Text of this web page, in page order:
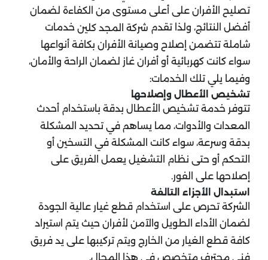
تصليح الأفران على أعلى مستوى من الكفاءة لضمان
أفضل النتائج، ولذا تقدم شركة المجد كلين خدمات
شاملة تتضمن إصلاح وصيانة الأفران بكافة أنواعها
سواء كانت كهربائية أو أفران غاز لضمان الراحة والأمان،
وفيما يلي تلك الخدمات:
تشخيص الأعطال وإصلاحها
تتوفر خدمة تشخيص الأعطال بدقة باستخدام أحدث
المعدات والأدوات، مما يساهم في تحديد المشكلة
بدقة وسرعة، سواء كانت المشكلة في التسخين أو
التحكم أو حتى نظام التشغيل يعمل الفريق على
إصلاحها على الفور​.
​استبدال الأجزاء التالفة
الشركة تحرص على استخدام قطع غيار عالية الجودة
لضمان الأداء الطويل والآمن لأفران حيث يتم استيراد
كافة قطع الغيار من الخارج ويتم تركيبها على يد فريق
فني محترف متخصص في هذا المجال​.